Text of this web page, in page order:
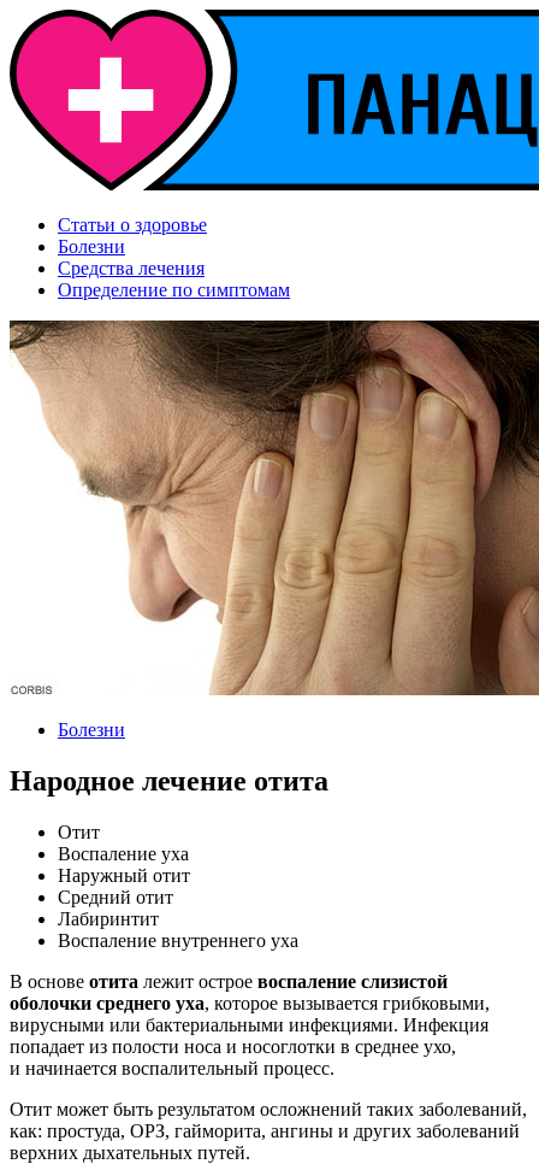
Статьи о здоровье
Болезни
Средства лечения
Определение по симптомам
Болезни
Народное лечение отита
Отит
Воспаление уха
Наружный отит
Средний отит
Лабиринтит
Воспаление внутреннего уха
В основе отита лежит острое воспаление слизистой
оболочки среднего уха, которое вызывается грибковыми,
вирусными или бактериальными инфекциями. Инфекция
попадает из полости носа и носоглотки в среднее ухо,
и начинается воспалительный процесс.
Отит может быть результатом осложнений таких заболеваний,
как: простуда, ОРЗ, гайморита, ангины и других заболеваний
верхних дыхательных путей.